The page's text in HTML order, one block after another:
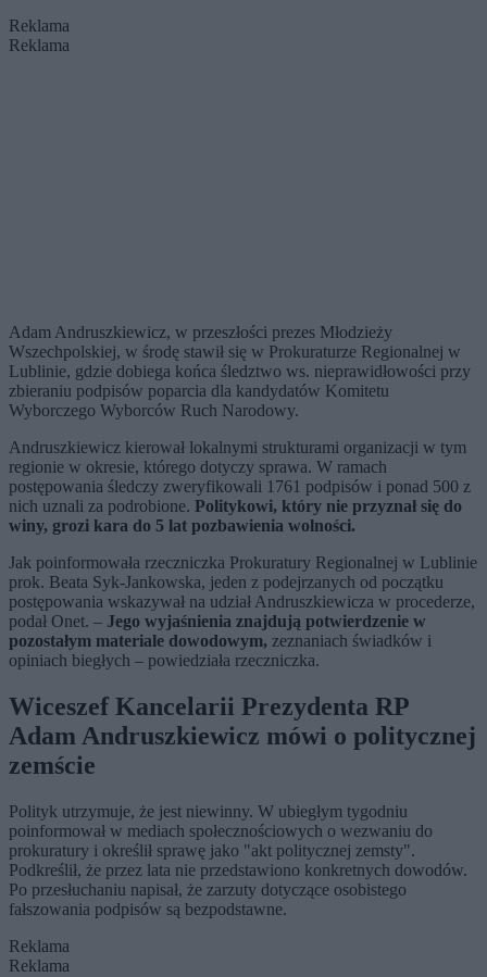
Reklama
Reklama
Adam Andruszkiewicz, w przeszłości prezes Młodzieży
Wszechpolskiej, w środę stawił się w Prokuraturze Regionalnej w
Lublinie, gdzie dobiega końca śledztwo ws. nieprawidłowości przy
zbieraniu podpisów poparcia dla kandydatów Komitetu
Wyborczego Wyborców Ruch Narodowy.
Andruszkiewicz kierował lokalnymi strukturami organizacji w tym
regionie w okresie, którego dotyczy sprawa. W ramach
postępowania śledczy zweryfikowali 1761 podpisów i ponad 500 z
nich uznali za podrobione. Politykowi, który nie przyznał się do
winy, grozi kara do 5 lat pozbawienia wolności.
Jak poinformowała rzeczniczka Prokuratury Regionalnej w Lublinie
prok. Beata Syk-Jankowska, jeden z podejrzanych od początku
postępowania wskazywał na udział Andruszkiewicza w procederze,
podał Onet. – Jego wyjaśnienia znajdują potwierdzenie w
pozostałym materiale dowodowym, zeznaniach świadków i
opiniach biegłych – powiedziała rzeczniczka.
Wiceszef Kancelarii Prezydenta RP
Adam Andruszkiewicz mówi o politycznej
zemście
Polityk utrzymuje, że jest niewinny. W ubiegłym tygodniu
poinformował w mediach społecznościowych o wezwaniu do
prokuratury i określił sprawę jako "akt politycznej zemsty".
Podkreślił, że przez lata nie przedstawiono konkretnych dowodów.
Po przesłuchaniu napisał, że zarzuty dotyczące osobistego
fałszowania podpisów są bezpodstawne.
Reklama
Reklama